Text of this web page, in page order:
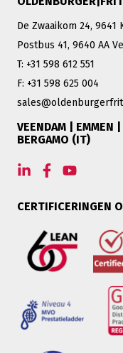
De Zwaaikom 24, 9641
Postbus 41, 9640 AA
T: +31 598 612 551
F: +31 598 625 004
VEENDAM | EMMEN
BERGAMO (IT)
CERTIFICERINGEN